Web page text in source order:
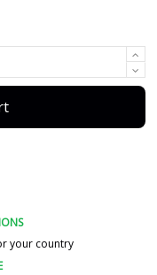
your country